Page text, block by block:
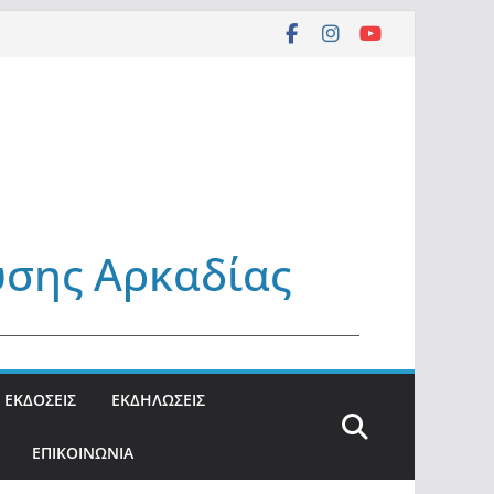
Αρκαδίας
ΕΚΔΟΣΕΙΣ ΕΚΔΗΛΩΣΕΙΣ
ΕΠΙΚΟΙΝΩΝΙΑ